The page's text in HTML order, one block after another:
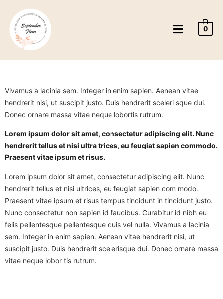
0
Vivamus a lacinia sem. Integer in enim sapien. Aenean vitae
hendrerit nisi, ut suscipit justo. Duis hendrerit sceleri sque dui.
Donec ornare massa vitae neque lobortis rutrum.
Lorem ipsum dolor sit amet, consectetur adipiscing elit. Nunc
hendrerit tellus et nisi ultra trices, eu feugiat sapien commodo.
Praesent vitae ipsum et risus.
Lorem ipsum dolor sit amet, consectetur adipiscing elit. Nunc
hendrerit tellus et nisi ultrices, eu feugiat sapien com modo.
Praesent vitae ipsum et risus tempus tincidunt in tincidunt justo.
Nunc consectetur non sapien id faucibus. Curabitur id nibh eu
felis pellentesque pellentesque quis vel nulla. Vivamus a lacinia
sem. Integer in enim sapien. Aenean vitae hendrerit nisi, ut
suscipit justo. Duis hendrerit scelerisque dui. Donec ornare massa
vitae neque lobor tis rutrum.